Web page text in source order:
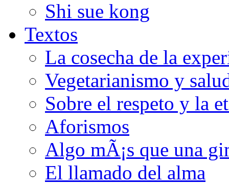
Shi sue kong
Textos
La cosecha de la
Vegetarianismo y
Sobre el respeto y la
Aforismos
Algo mÃ¡s que una
El llamado del alma